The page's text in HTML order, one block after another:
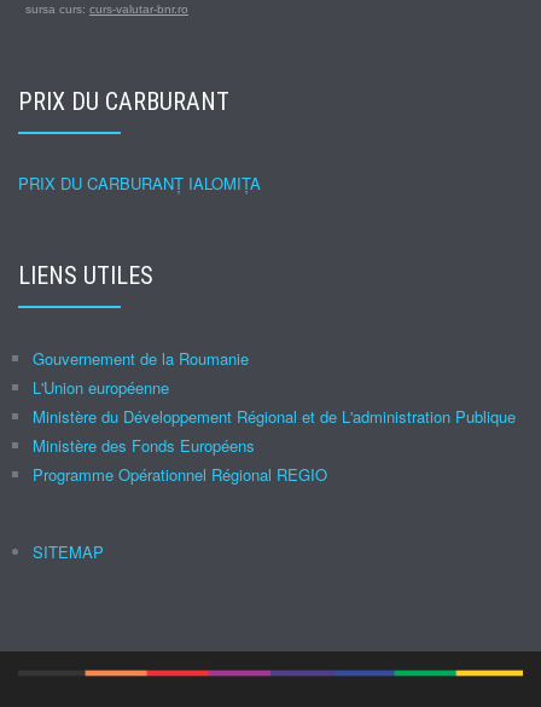
sursa curs: curs-valutar-bnr.ro
PRIX DU CARBURANT
PRIX DU CARBURANȚ IALOMIȚA
LIENS UTILES
Gouvernement de la Roumanie
L'Union européenne
Ministère du Développement Régional et de L'administration Publique
Ministère des Fonds Européens
Programme Opérationnel Régional REGIO
SITEMAP